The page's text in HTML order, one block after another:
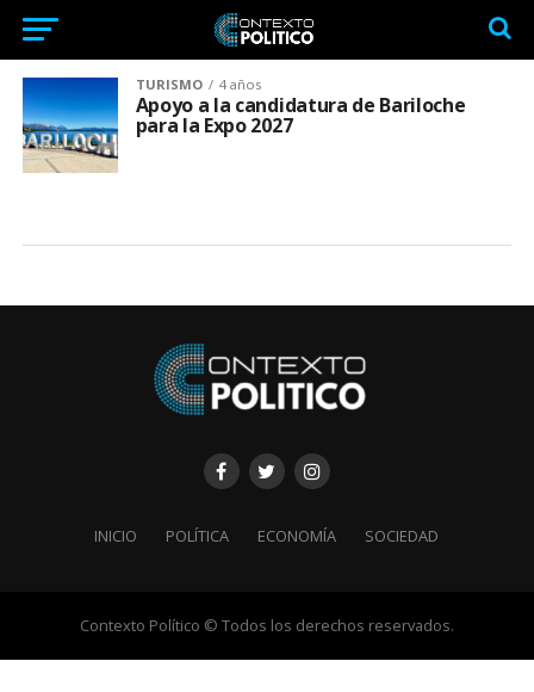
TURISMO 4 años
Apoyo a la candidatura de Bariloche
para la Expo 2027
INICIO POLÍTICA ECONOMÍA SOCIEDAD
Contexto Político © Todos los derechos reservados.